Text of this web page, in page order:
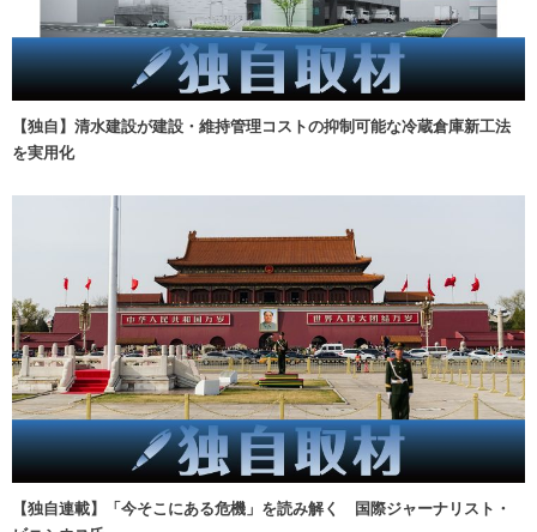
【独自】清水建設が建設・維持管理コストの抑制可能な冷蔵倉庫新工法
を実用化
【独自連載】「今そこにある危機」を読み解く 国際ジャーナリスト・